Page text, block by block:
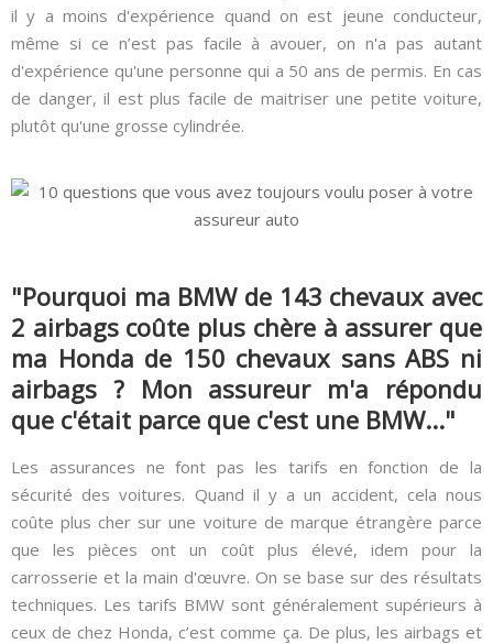
il y a moins d'expérience quand on est jeune conducteur,
même si ce n’est pas facile à avouer, on n'a pas autant
d'expérience qu'une personne qui a 50 ans de permis. En cas
de danger, il est plus facile de maitriser une petite voiture,
plutôt qu'une grosse cylindrée.
"Pourquoi ma BMW de 143 chevaux avec
2 airbags coûte plus chère à assurer que
ma Honda de 150 chevaux sans ABS ni
airbags ? Mon assureur m'a répondu
que c'était parce que c'est une BMW..."
Les assurances ne font pas les tarifs en fonction de la
sécurité des voitures. Quand il y a un accident, cela nous
coûte plus cher sur une voiture de marque étrangère parce
que les pièces ont un coût plus élevé, idem pour la
carrosserie et la main d'œuvre. On se base sur des résultats
techniques. Les tarifs BMW sont généralement supérieurs à
ceux de chez Honda, c’est comme ça. De plus, les airbags et